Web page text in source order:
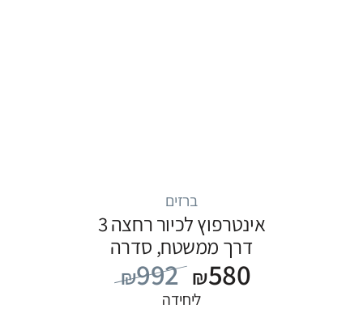
ברזים
אינטרפוץ לכיור רחצה 3
דרך ממשטח, סדרה
FLOW: שחור
₪992 ₪580
ליחידה